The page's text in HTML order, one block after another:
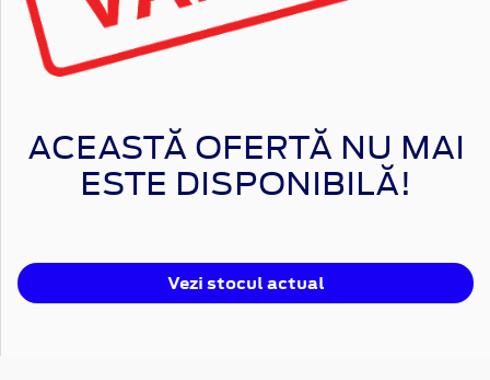
ACEASTĂ OFERTĂ NU MAI
ESTE DISPONIBILĂ!
Vezi stocul actual